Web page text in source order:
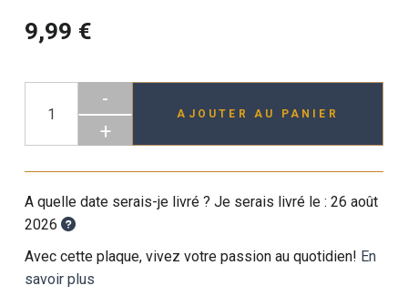
9,99 €
-
+
AJOUTER AU PANIER
A quelle date serais-je livré ? Je serais livré le :26 août
2026
Avec cette plaque, vivez votre passion au quotidien! En
savoir plus